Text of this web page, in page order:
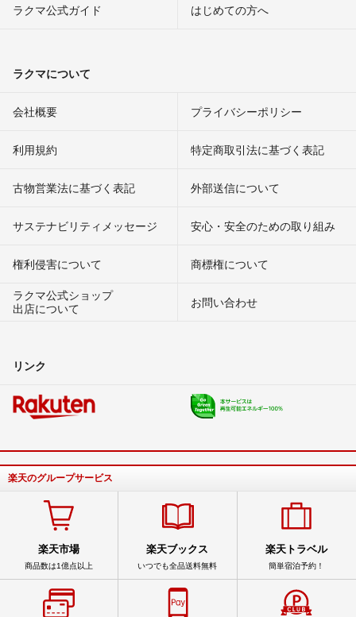
ラクマ公式ガイド はじめての方へ
ラクマについて
会社概要 プライバシーポリシー
利用規約 特定商取引法に基づく表記
古物営業法に基づく表記 外部送信について
サステナビリティメッセージ 安心・安全のための取り組み
権利侵害について
商標権について
ラクマ公式ショップ
出店について
お問い合わせ
リンク
楽天のグループサービス
楽天市場
商品数は1億点以上
楽天ブックス
いつでも全品送料無料
楽天トラベル
簡単宿泊予約！